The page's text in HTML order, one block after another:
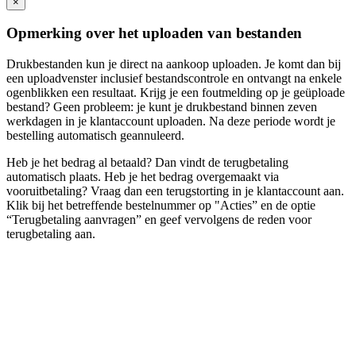
Opmerking over het uploaden van bestanden
Drukbestanden kun je direct na aankoop uploaden. Je komt dan bij
een uploadvenster inclusief bestandscontrole en ontvangt na enkele
ogenblikken een resultaat. Krijg je een foutmelding op je geüploade
bestand? Geen probleem: je kunt je drukbestand binnen zeven
werkdagen in je klantaccount uploaden. Na deze periode wordt je
bestelling automatisch geannuleerd.
Heb je het bedrag al betaald? Dan vindt de terugbetaling
automatisch plaats. Heb je het bedrag overgemaakt via
vooruitbetaling? Vraag dan een terugstorting in je klantaccount aan.
Klik bij het betreffende bestelnummer op "Acties” en de optie
“Terugbetaling aanvragen” en geef vervolgens de reden voor
terugbetaling aan.